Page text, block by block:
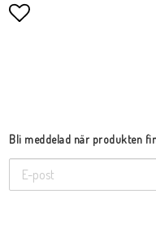
Bli meddelad när produkten